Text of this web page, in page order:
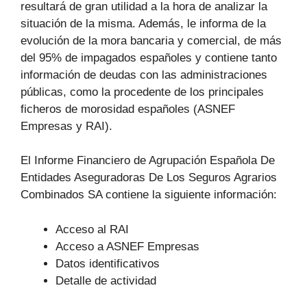
resultará de gran utilidad a la hora de analizar la
situación de la misma. Además, le informa de la
evolución de la mora bancaria y comercial, de más
del 95% de impagados españoles y contiene tanto
información de deudas con las administraciones
públicas, como la procedente de los principales
ficheros de morosidad españoles (ASNEF
Empresas y RAI).
El Informe Financiero de Agrupación Española De
Entidades Aseguradoras De Los Seguros Agrarios
Combinados SA contiene la siguiente información:
Acceso al RAI
Acceso a ASNEF Empresas
Datos identificativos
Detalle de actividad